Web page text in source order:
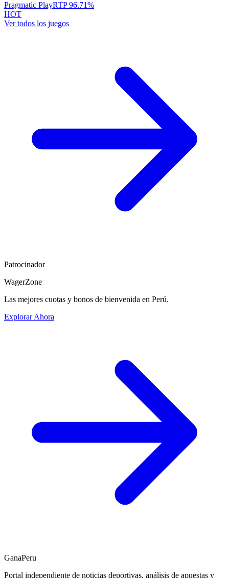
Pragmatic PlayRTP96.71%
HOT
Ver todos los juegos
Patrocinador
WagerZone
Las mejores cuotas y bonos de bienvenida en Perú.
Explorar Ahora
GanaPeru
Portal independiente de noticias deportivas, análisis de apuestas y